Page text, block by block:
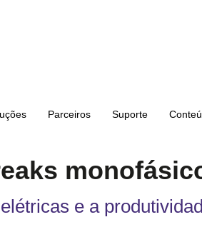
Parceiros Suporte
e a